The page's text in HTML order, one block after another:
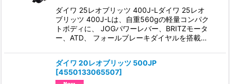
ダイワ 25レオブリッツ 400J-Lダイワ 25レオ
ブリッツ 400J-Lは、自重560gの軽量コンパク
トボディに、 JOGパワーレバー、BRITZモータ
ー、ATD、 フォールブレーキダイヤルを搭載…
ダイワ 20レオブリッツ 500JP
[4550133065507]